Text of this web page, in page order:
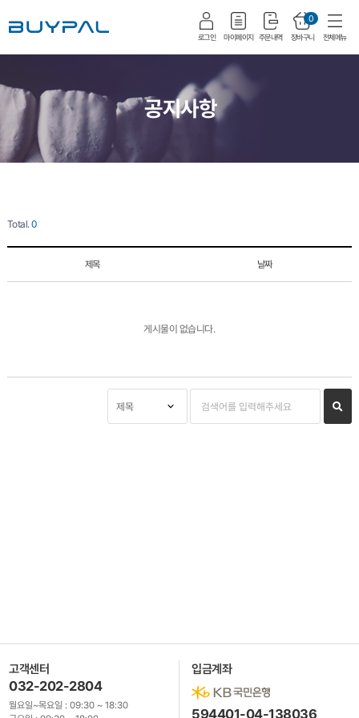
로그인 마이페이지 주문내역 장바구니
0
전체메뉴
공지사항
Total.0
제목 날짜
게시물이 없습니다.
고객센터
032-202-2804
월요일~목요일 :09:30 ~ 18:30
입금계좌
594401-04-138036